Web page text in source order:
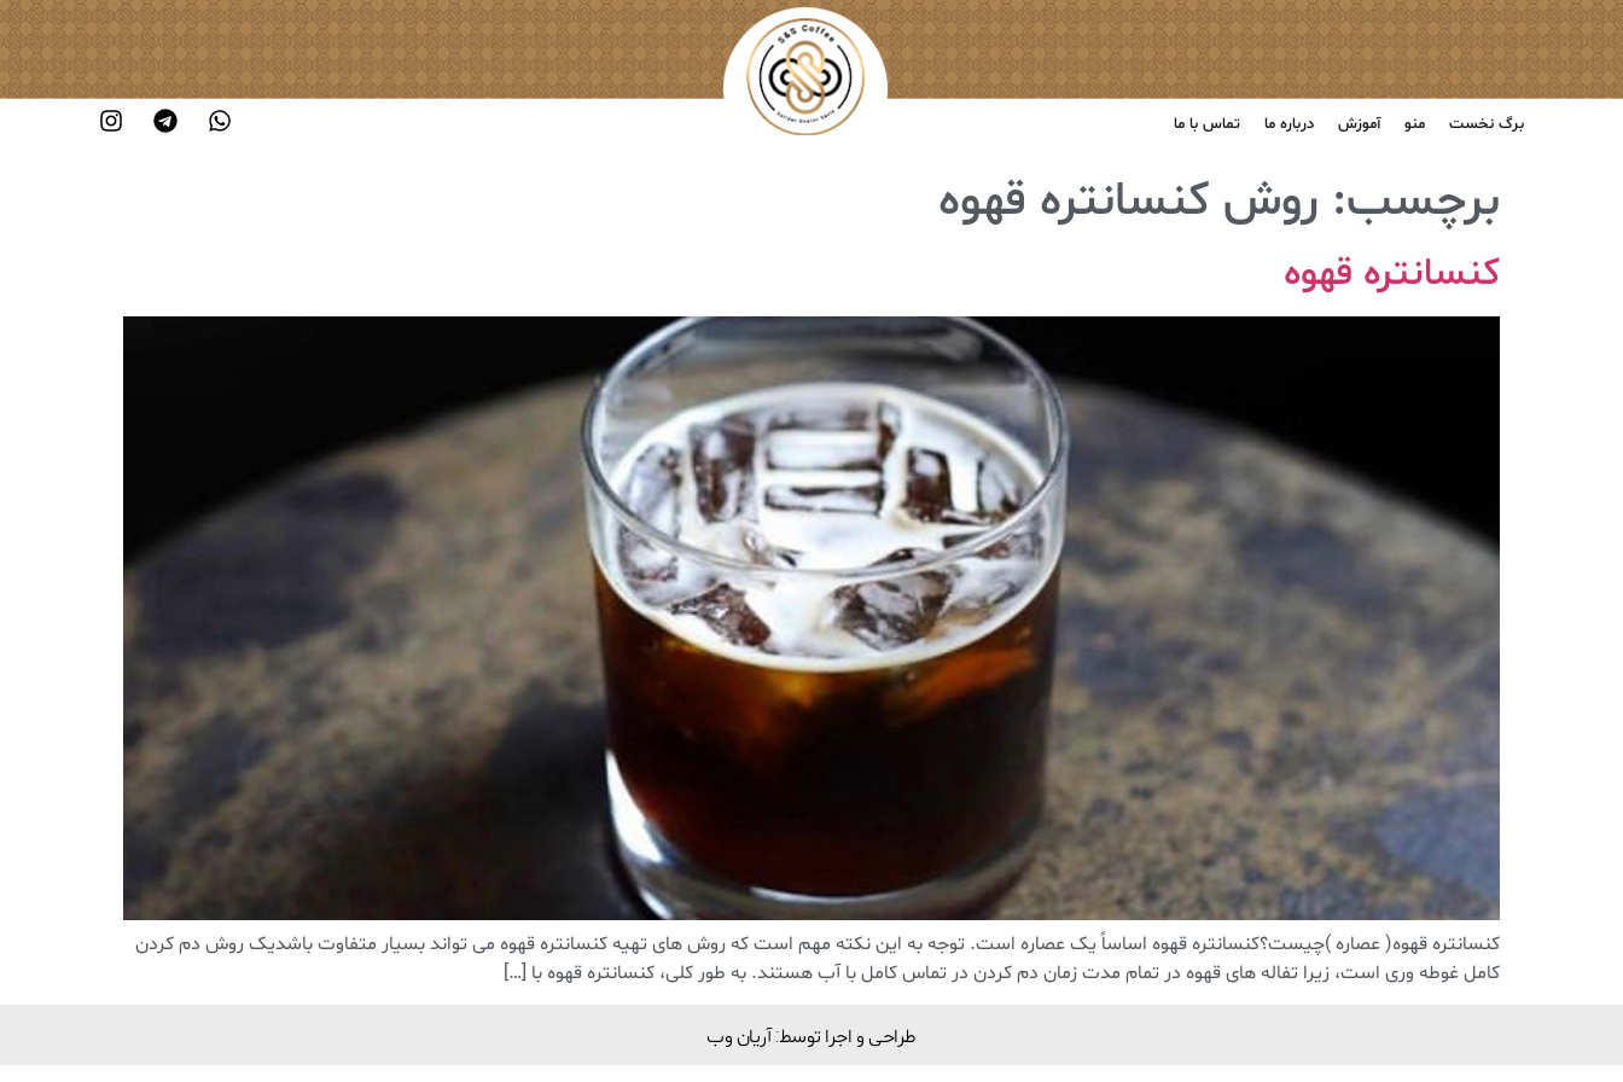
برگ نخست منو آموزش درباره ما تماس با ما
برچسب: روش کنسانتره قهوه
کنسانتره قهوه
کنسانتره قهوه( عصاره )چیست؟کنسانتره قهوه اساساً یک عصاره است. توجه به این نکته مهم است که روش های تهیه کنسانتره قهوه می تواند بسیار متفاوت باشدیک روش دم کردن
کامل غوطه وری است، زیرا تفاله های قهوه در تمام مدت زمان دم کردن در تماس کامل با آب هستند. به طور کلی، کنسانتره قهوه با […]
طراحی و اجرا توسط: آریان وب